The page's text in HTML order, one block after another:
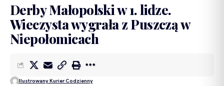
Derby Małopolski w 1. lidze.
Wieczysta wygrała z Puszczą w
Niepołomicach
Ilustrowany Kurier Codzienny